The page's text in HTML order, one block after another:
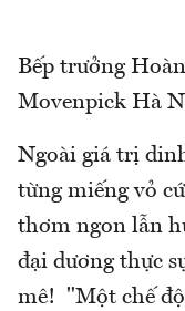
Bếp trưởng
Movenpick Hà
Ngoài giá trị
từng miếng vỏ
thơm ngon lẫn
đại dương thực
mê! "Một chế độ